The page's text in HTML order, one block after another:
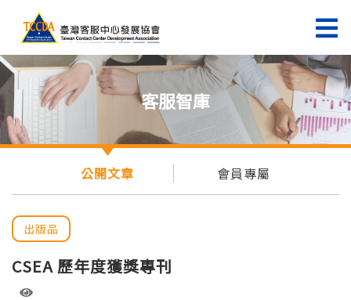
客服智庫
公開文章 會員專屬
出版品
CSEA 歷年度獲獎專刊